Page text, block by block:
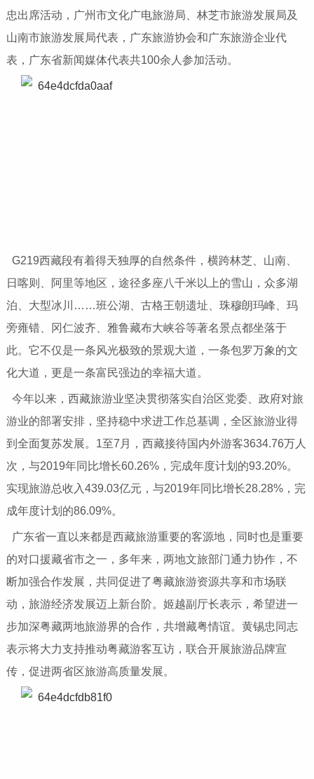
忠出席活动，广州市文化广电旅游局、林芝市旅游发展局及
山南市旅游发展局代表，广东旅游协会和广东旅游企业代
表，广东省新闻媒体代表共100余人参加活动。
G219西藏段有着得天独厚的自然条件，横跨林芝、山南、
日喀则、阿里等地区，途径多座八千米以上的雪山，众多湖
泊、大型冰川……班公湖、古格王朝遗址、珠穆朗玛峰、玛
旁雍错、冈仁波齐、雅鲁藏布大峡谷等著名景点都坐落于
此。它不仅是一条风光极致的景观大道，一条包罗万象的文
化大道，更是一条富民强边的幸福大道。
今年以来，西藏旅游业坚决贯彻落实自治区党委、政府对旅
游业的部署安排，坚持稳中求进工作总基调，全区旅游业得
到全面复苏发展。1至7月，西藏接待国内外游客3634.76万人
次，与2019年同比增长60.26%，完成年度计划的93.20%。
实现旅游总收入439.03亿元，与2019年同比增长28.28%，完
成年度计划的86.09%。
广东省一直以来都是西藏旅游重要的客源地，同时也是重要
的对口援藏省市之一，多年来，两地文旅部门通力协作，不
断加强合作发展，共同促进了粤藏旅游资源共享和市场联
动，旅游经济发展迈上新台阶。姬越副厅长表示，希望进一
步加深粤藏两地旅游界的合作，共增藏粤情谊。黄锡忠同志
表示将大力支持推动粤藏游客互访，联合开展旅游品牌宣
传，促进两省区旅游高质量发展。